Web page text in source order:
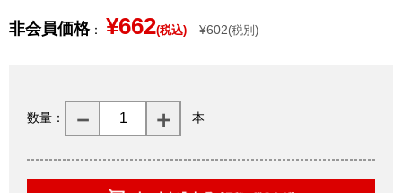
非会員価格： ¥662(税込) ¥602(税別)
数量： 本